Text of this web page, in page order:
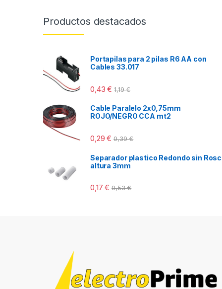
Productos destacados
Portapilas para 2 pilas R6 AA con
Cables 33.017
0,43€ 1,19€
Cable Paralelo 2x0,75mm
ROJO/NEGRO CCA mt2
0,29€ 0,39€
Separador plastico Redondo sin
altura 3mm
0,17€ 0,53€